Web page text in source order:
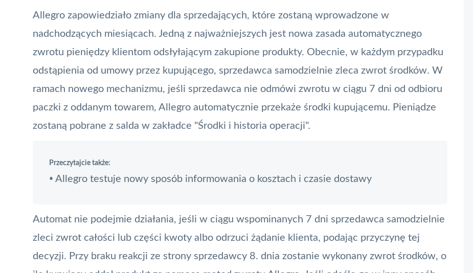
Allegro zapowiedziało zmiany dla sprzedających, które zostaną wprowadzone w
nadchodzących miesiącach. Jedną z najważniejszych jest nowa zasada automatycznego
zwrotu pieniędzy klientom odsłyłającym zakupione produkty. Obecnie, w każdym przypadku
odstąpienia od umowy przez kupującego, sprzedawca samodzielnie zleca zwrot środków. W
ramach nowego mechanizmu, jeśli sprzedawca nie odmówi zwrotu w ciągu 7 dni od odbioru
paczki z oddanym towarem, Allegro automatycznie przekaże środki kupującemu. Pieniądze
zostaną pobrane z salda w zakładce "Środki i historia operacji".
Przeczytajcie także:
• Allegro testuje nowy sposób informowania o kosztach i czasie dostawy
Automat nie podejmie działania, jeśli w ciągu wspominanych 7 dni sprzedawca samodzielnie
zleci zwrot całości lub części kwoty albo odrzuci żądanie klienta, podając przyczynę tej
decyzji. Przy braku reakcji ze strony sprzedawcy 8. dnia zostanie wykonany zwrot środków, o